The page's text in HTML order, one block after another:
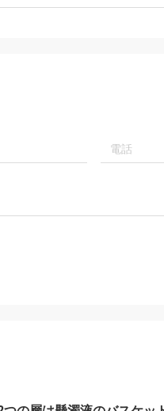
なサービスそして良質